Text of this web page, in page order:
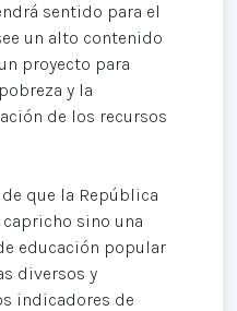
sentido para el
un alto contenido
proyecto para
y la
de los recursos
que la República
sino una
educación popular
diversos y
indicadores de